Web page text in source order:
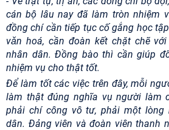
cán bộ lâu nay đã làm tròn nhiệm
đồng chí cần tiếp tục cố gắng học
vǎn hoá, cần đoàn kết chặt chẽ
nhân dân. Đồng bào thì cần giúp
nhiệm vụ cho thật tốt.
Để làm tốt các việc trên đây, mỗi
làm thật đúng nghĩa vụ người làm
phải chí công vô tư, phải một lòng
dân. Đảng viên và đoàn viên thanh